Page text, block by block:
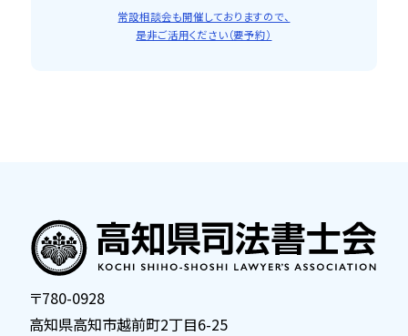
常設相談会も開催しておりますので、
是非ご活用ください（要予約）
〒780-0928
高知県高知市越前町2丁目6-25